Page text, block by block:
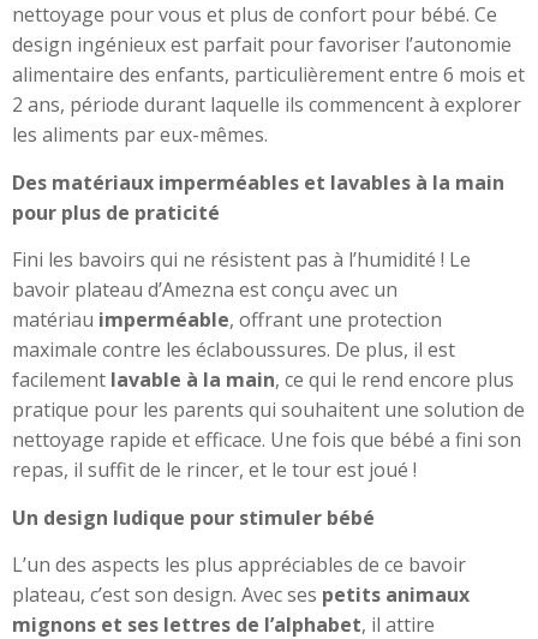
nettoyage pour vous et plus de confort pour bébé. Ce
design ingénieux est parfait pour favoriser l’autonomie
alimentaire des enfants, particulièrement entre 6 mois et
2 ans, période durant laquelle ils commencent à explorer
les aliments par eux-mêmes.
Des matériaux imperméables et lavables à la main
pour plus de praticité
Fini les bavoirs qui ne résistent pas à l’humidité ! Le
bavoir plateau d’Amezna est conçu avec un
matériau imperméable, offrant une protection
maximale contre les éclaboussures. De plus, il est
facilement lavable à la main, ce qui le rend encore plus
pratique pour les parents qui souhaitent une solution de
nettoyage rapide et efficace. Une fois que bébé a fini son
repas, il suffit de le rincer, et le tour est joué !
Un design ludique pour stimuler bébé
L’un des aspects les plus appréciables de ce bavoir
plateau, c’est son design. Avec ses petits animaux
mignons et ses lettres de l’alphabet, il attire